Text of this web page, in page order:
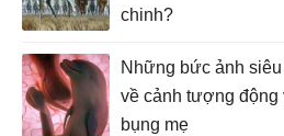
chinh?
Những bức ảnh
về cảnh tượng động
bụng mẹ